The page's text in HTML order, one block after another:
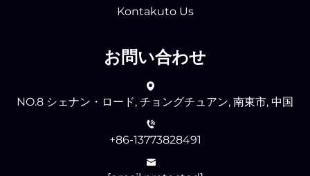
Kontakuto Us
お問い合わせ
NO.8 シェナン・ロード, チョングチュアン, 南東市, 中国
+86-13773828491